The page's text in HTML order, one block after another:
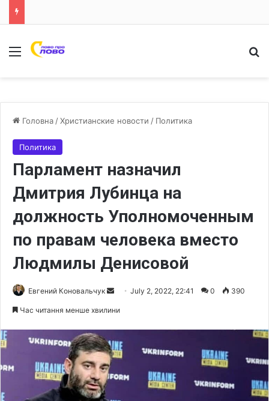
Меню
Головна /Христианские новости / Политика
Политика
Парламент назначил
Дмитрия Лубинца на
должность Уполномоченным
по правам человека вместо
Людмилы Денисовой
Евгений Коновальчук
a
e
July 2, 2022, 22:41 0 390
Час читання менше хвилини